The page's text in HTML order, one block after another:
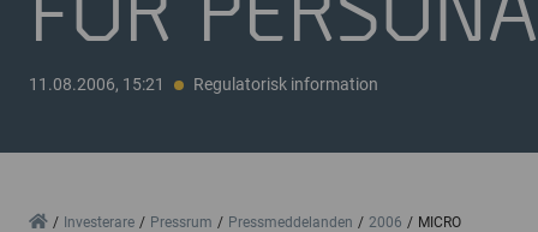
11.08.2006, 15:21 Regulatorisk information
HomeInvesterare Pressrum Pressmeddelanden 2006
MICRO